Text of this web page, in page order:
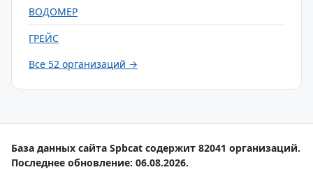
ВОДОМЕР
ГРЕЙС
Все 52 организаций →
База данных сайта Spbcat содержит 82041 организаций.
Последнее обновление: 06.08.2026.